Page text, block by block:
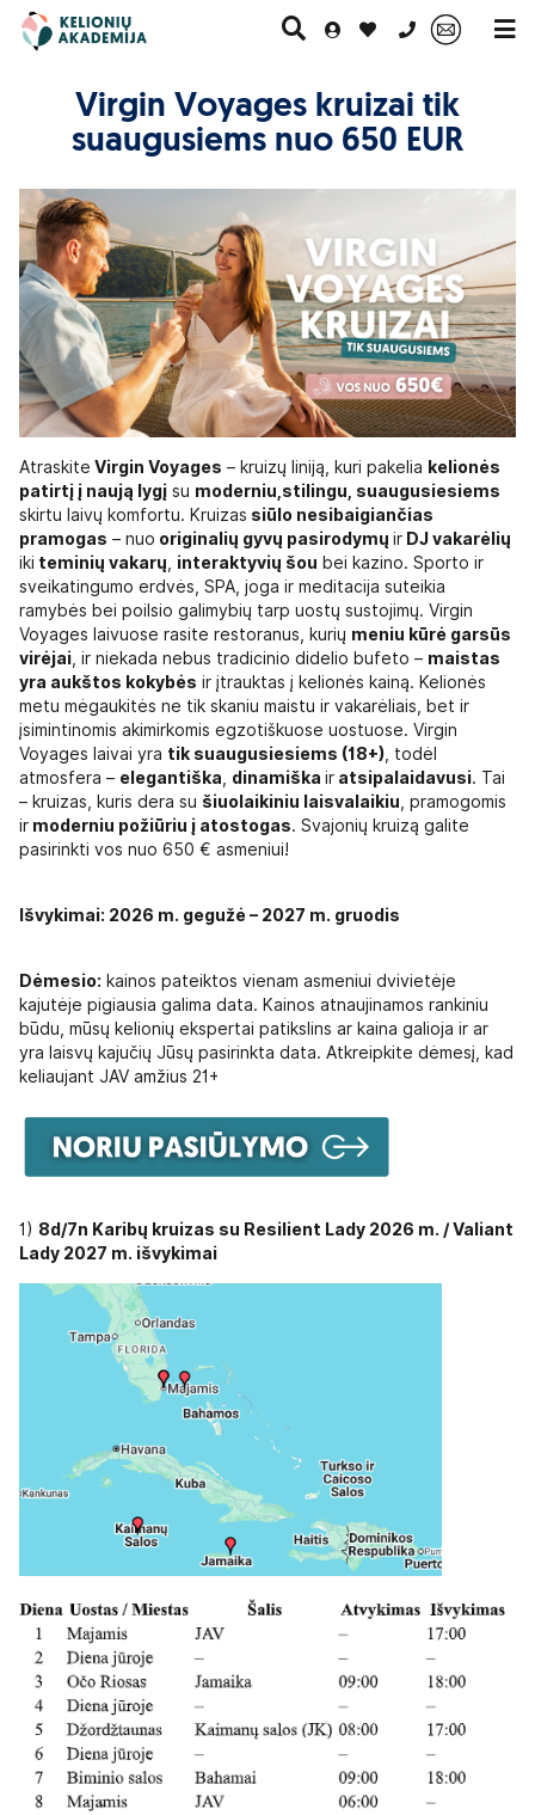
0 700 11007
minutė
Kruizai
Virgin Voyages kruizai tik
suaugusiems nuo 650 EUR
Atraskite Virgin Voyages – kruizų liniją, kuri pakelia kelionės
patirtį į naują lygį su moderniu,stilingu, suaugusiesiems
skirtu laivų komfortu. Kruizas siūlo nesibaigiančias
pramogas – nuo originalių gyvų pasirodymų ir DJ vakarėlių
iki teminių vakarų interaktyvių šou bei kazino. Sporto ir
sveikatingumo erdvės, SPA, joga ir meditacija suteikia
ramybės bei poilsio galimybių tarp uostų sustojimų. Virgin
Voyages laivuose rasite restoranus, kurių meniu kūrė garsūs
virėjai , ir niekada nebus tradicinio didelio bufeto – maistas
yra aukštos kokybės ir įtrauktas į kelionės kainą. Kelionės
metu mėgaukitės ne tik skaniu maistu ir vakarėliais, bet ir
įsimintinomis akimirkomis egzotiškuose uostuose. Virgin
Voyages laivai yra tik suaugusiesiems (18+) , todėl
atmosfera – elegantiška dinamiška ir atsipalaidavusi. Tai
– kruizas, kuris dera su šiuolaikiniu laisvalaikiu , pramogomis
ir moderniu požiūriu į atostogas. Svajonių kruizą galite
pasirinkti vos nuo 650 € asmeniui!
Išvykimai: 2026 m. gegužė – 2027 m. gruodis
Dėmesio: kainos pateiktos vienam asmeniui dvivietėje
kajutėje pigiausia galima data. Kainos atnaujinamos rankiniu
būdu, mūsų kelionių ekspertai patikslins ar kaina galioja ir ar
yra laisvų kajučių Jūsų pasirinkta data. Atkreipkite dėmesį, kad
keliaujant JAV amžius 21+
1) 8d/7n Karibų kruizas su Resilient Lady 2026 m. / Valiant
Lady 2027 m. išvykimai